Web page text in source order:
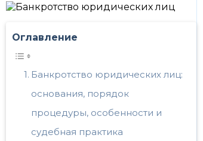
Оглавление
Банкротство юридических лиц:
основания, порядок
процедуры, особенности и
судебная практика